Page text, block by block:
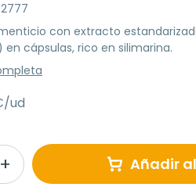
con extracto
cápsulas, rico en silimarina.
ud
Añadir